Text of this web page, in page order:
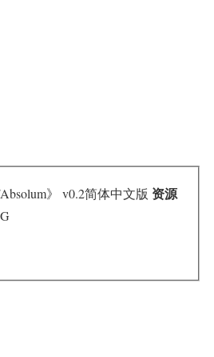
》 v0.2简体中文版 资源